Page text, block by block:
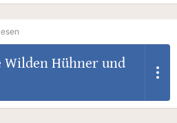
Wilden Hühner und